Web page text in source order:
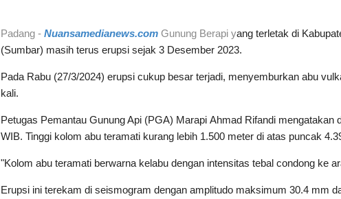
Padang - Nuansamedianews.com Gunung Berapi yang terletak di
(Sumbar) masih terus erupsi sejak 3 Desember 2023.
Pada Rabu (27/3/2024) erupsi cukup besar terjadi, menyemburkan abu
kali.
Petugas Pemantau Gunung Api (PGA) Marapi Ahmad Rifandi mengatakan
WIB. Tinggi kolom abu teramati kurang lebih 1.500 meter di atas puncak
"Kolom abu teramati berwarna kelabu dengan intensitas tebal condong ke
Erupsi ini terekam di seismogram dengan amplitudo maksimum 30.4 mm